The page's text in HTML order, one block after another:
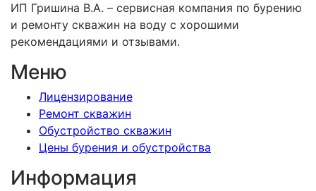
ИП Гришина В.А. – сервисная компания по бурению
и ремонту скважин на воду с хорошими
рекомендациями и отзывами.
Меню
Лицензирование
Ремонт скважин
Обустройство скважин
Цены бурения и обустройства
Информация